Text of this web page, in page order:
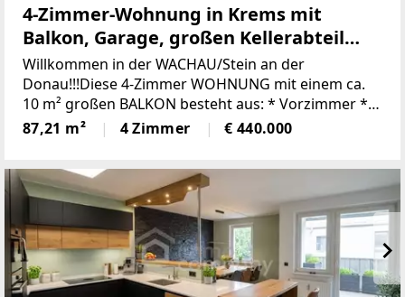
4-Zimmer-Wohnung in Krems mit
Balkon, Garage, großen Kellerabteil
und Fußbodenheizung mit Ausblick auf
Stift Göttweig
Willkommen in der WACHAU/Stein an der
Donau!!!Diese 4-Zimmer WOHNUNG mit einem ca.
10 m² großen BALKON besteht aus: * Vorzimmer *
Toilette mit Handwaschbecken * Wohnzimmer mit
Zugang zum Balkon und zur
87,21 m² 4 Zimmer € 440.000